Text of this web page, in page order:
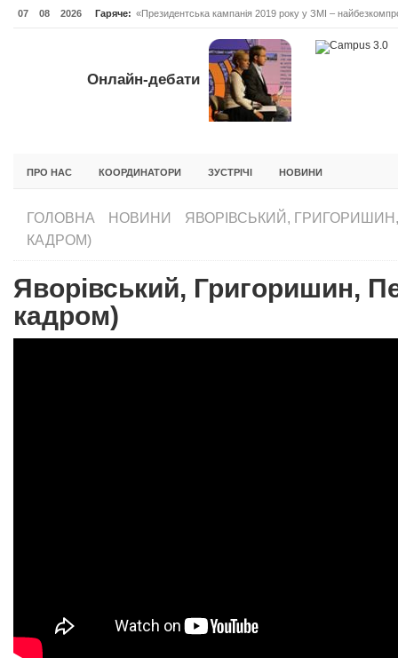
07 08 2026 Гаряче: «Президентська кампанія 2019 року у ЗМІ –
Онлайн-дебати #Відповідальне лідерство. Випуск 3
ОНЛАЙН-ДЕБАТИ #ВІДПОВІДАЛЬНЕ ЛІДЕРСТВО.
Онлайн-дебати
ПРО НАС КООРДИНАТОРИ ЗУСТРІЧІ НОВИНИ
ГОЛОВНА НОВИНИ
ЯВОРІВСЬКИЙ,
КАДРОМ)
Яворівський, Григоришин,
кадром)